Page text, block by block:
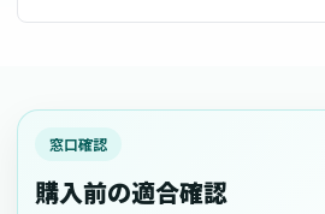
窓口確認
購入前の適合確認